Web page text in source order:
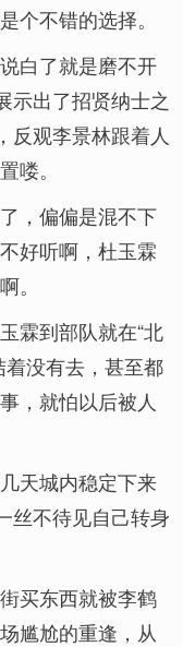
个不错的选择。
白了就是磨不开
示出了招贤纳士之
反观李景林跟着人
喽。
，偏偏是混不下
好听啊，杜玉霖
。
霖到部队就在“北
没有去，甚至都
，就怕以后被人
天城内稳定下来
丝不待见自己转身
买东西就被李鹤
尴尬的重逢，从